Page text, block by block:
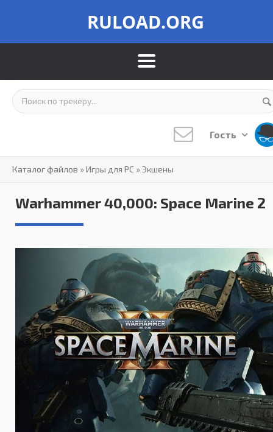
RULOAD.ORG
Гость
Каталог файлов »Игры для PC »Экшены
Warhammer 40,000: Space Marine 2